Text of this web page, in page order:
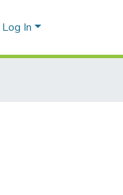
Log In